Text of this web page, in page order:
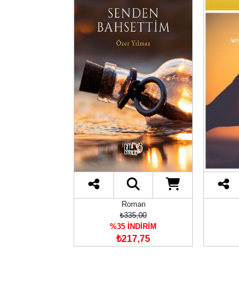
Roman
₺335,00
%35 İNDİRİM
₺217,75